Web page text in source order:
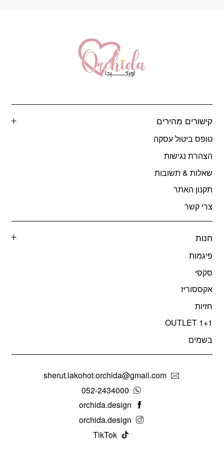
קישורים מהירים
טופס ביטול עסקה
הצהרת נגישות
שאלות & תשובות
תקנון האתר
צרי קשר
חנות
פיגמות
סקסי
אקססוריז
חזיות
OUTLET 1+1
בשמים
sherut.lakohot.orchida@gmail.com
052-2434000
orchida.design
orchida.design
TikTok